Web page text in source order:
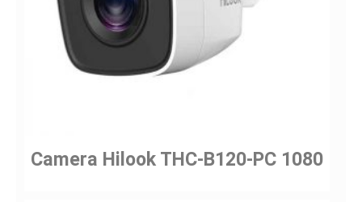
Camera Hilook THC-B120-PC 1080